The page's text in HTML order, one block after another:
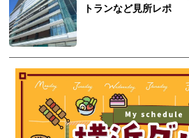
トランなど見所レポ